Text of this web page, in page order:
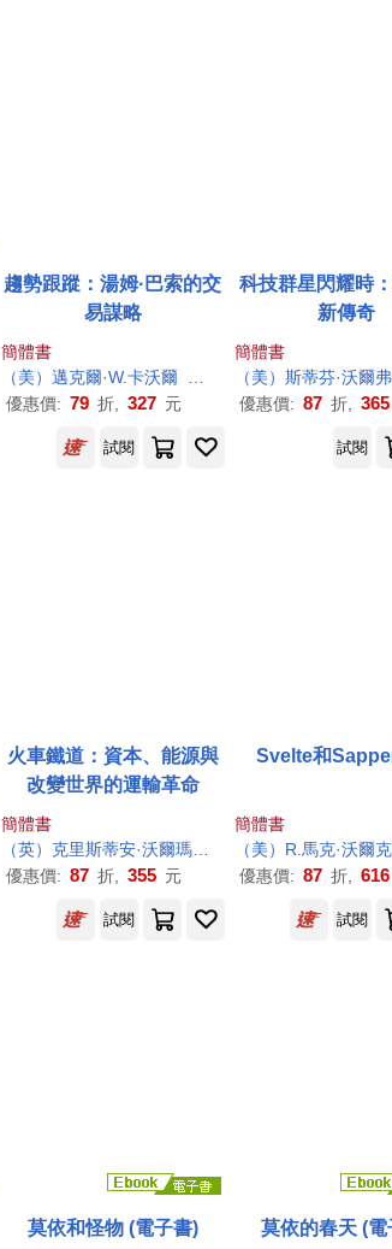
趨勢跟蹤：湯姆·巴索的交
易謀略
簡體書
（美）邁克爾·W.卡沃爾
優惠價: 79 折, 327 元
科技群星閃耀時
新傳奇
簡體書
（美）斯蒂芬·沃爾
優惠價: 87 折, 365
試閱 試閱
火車鐵道：資本、能源與
改變世界的運輸革命
簡體書
（英）克里斯蒂安·沃爾瑪爾
李亞迪
優惠價: 87 折, 355 元
Svelte和
簡體書
（美）R.馬克·沃爾
優惠價: 87 折, 616
試閱 試閱
莫依和怪物 (電子書) 莫依的春天 (電